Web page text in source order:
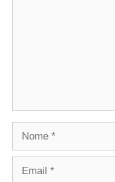
Nome
Email